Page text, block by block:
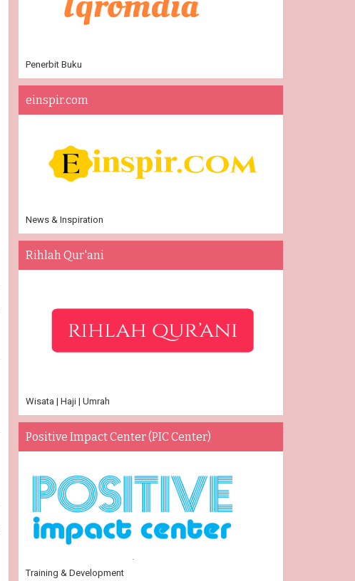
Penerbit Buku
einspir.com
News & Inspiration
Rihlah Qur'ani
Wisata | Haji | Umrah
Positive Impact Center (PIC Center)
Training & Development